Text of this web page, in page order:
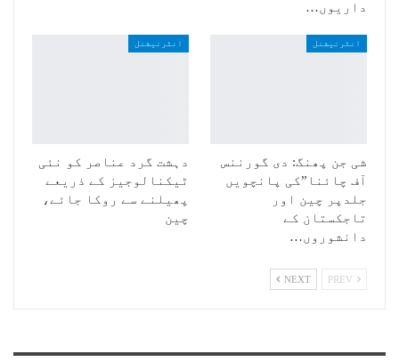
داریوں…
انٹرنیشنل
شی جن پھنگ: دی گورننس
آف چائنا”کی پانچویں
جلدپر چین اور
تاجکستان کے
دانشوروں…
انٹرنیشنل
دہشت گرد عناصر کو نئی
ٹیکنالوجیز کے ذریعے
پھیلنے سے روکا جائے،
چین
NEXT